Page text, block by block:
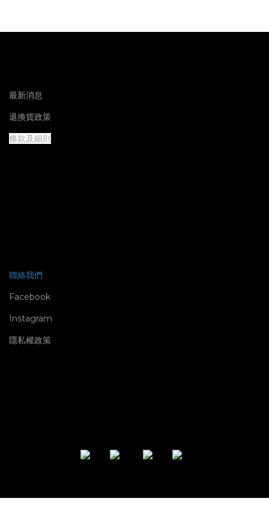
最新消息
退換貨政策
條款及細則
聯絡我們
Facebook
Instagram
隱私權政策